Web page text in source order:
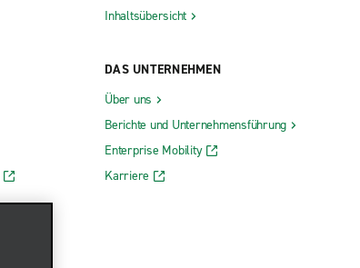
Inhaltsübersicht
DAS UNTERNEHMEN
Über uns
Berichte und Unternehmensführung
Enterprise Mobility
Karriere